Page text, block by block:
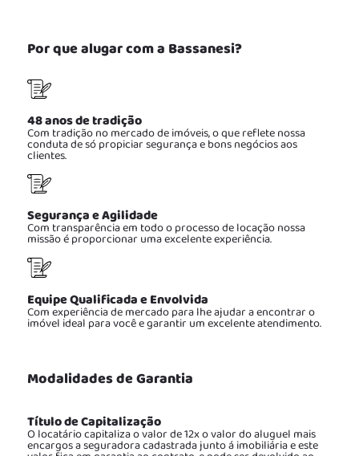
Por que alugar com a Bassanesi?
48 anos de tradição
Com tradição no mercado de imóveis, o que reflete nossa
conduta de só propiciar segurança e bons negócios aos
clientes.
Segurança e Agilidade
Com transparência em todo o processo de locação nossa
missão é proporcionar uma excelente experiência.
Equipe Qualificada e Envolvida
Com experiência de mercado para lhe ajudar a encontrar o
imóvel ideal para você e garantir um excelente atendimento.
Modalidades de Garantia
Título de Capitalização
O locatário capitaliza o valor de 12x o valor do aluguel mais
encargos a seguradora cadastrada junto á imobiliária e este